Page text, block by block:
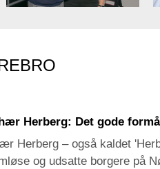
Herberg: Det gode
Herberg – også kaldet
og udsatte borgere på